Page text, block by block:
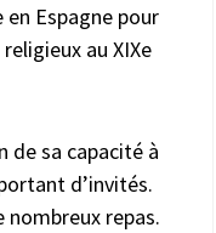
Espagne pour
au XIXe
de sa capacité à
d’invités.
nombreux repas.